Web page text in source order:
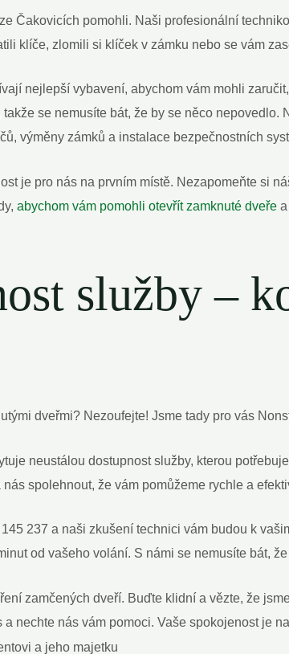
Čakovicích pomohli. Naši profesionální
klíče, zlomili si klíček v zámku nebo se vám
nejlepší vybavení, abychom vám mohli
se nemusíte bát, že by se něco nepovedlo.
výměny zámků a instalace bezpečnostních
je pro nás na prvním místě. Nezapomeňte si
abychom vám pomohli otevřít zamknuté dveře
služby –
dveřmi? Nezoufejte! Jsme tady pro vás
neustálou dostupnost služby, kterou
spolehnout, že vám pomůžeme rychle a
237 a naši zkušení technici vám budou k
od vašeho volání. S námi se nemusíte bát,
zamčených dveří. Buďte klidní a vězte, že
nechte nás vám pomoci. Vaše spokojenost je